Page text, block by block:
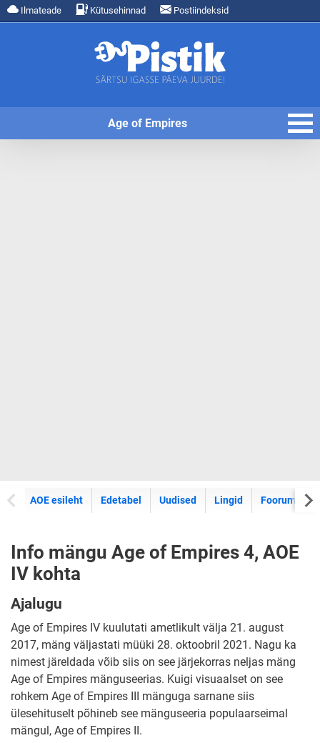
Ilmateade Kütusehinnad Postiindeksid
Age of Empires
AOE esileht Edetabel Uudised Lingid Foorum
Info mängu Age of Empires 4, AOE
IV kohta
Ajalugu
Age of Empires IV kuulutati ametlikult välja 21. august
2017, mäng väljastati müüki 28. oktoobril 2021. Nagu ka
nimest järeldada võib siis on see järjekorras neljas mäng
Age of Empires mänguseerias. Kuigi visuaalset on see
rohkem Age of Empires III mänguga sarnane siis
ülesehituselt põhineb see mänguseeria populaarseimal
mängul, Age of Empires II.